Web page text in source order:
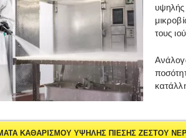
υψηλής
τους
ΚΑΘΑΡΙΣΜΟΥ ΥΨΗΛΗΣ ΠΙΕΣΗΣ ΖΕΣΤΟΥ